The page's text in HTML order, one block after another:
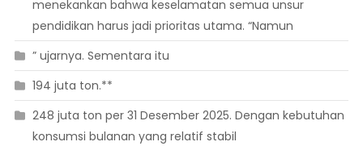
menekankan bahwa keselamatan semua unsur
pendidikan harus jadi prioritas utama. “Namun
” ujarnya. Sementara itu
194 juta ton.**
248 juta ton per 31 Desember 2025. Dengan kebutuhan
konsumsi bulanan yang relatif stabil